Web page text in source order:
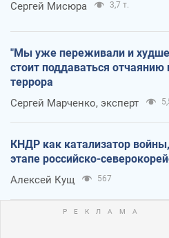
Сергей Мисюра 3,7 т.
"Мы уже переживали и
стоит поддаваться отчаянию
террора
Сергей Марченко, эксперт
КНДР как катализатор
этапе российско-
Алексей Кущ 567